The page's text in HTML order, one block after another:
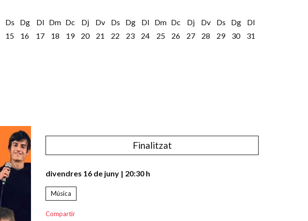
Ds
15
Dg
16
Dl
17
Dm
18
Dc
19
Dj
20
Dv
21
Ds
22
Dg
23
Dl
24
Dm
25
Dc
26
Dj
27
Dv
28
Ds
29
Dg
30
Dl
31
Finalitzat
divendres 16 de juny | 20:30 h
Música
Compartir